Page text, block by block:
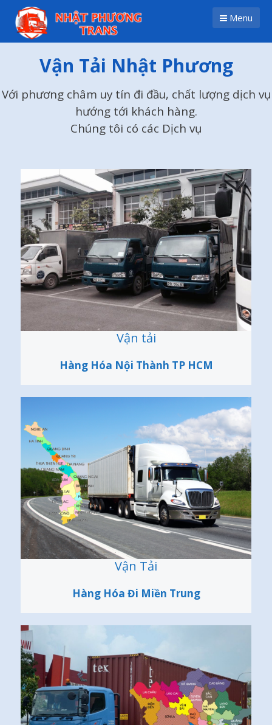
Skip
content
Menu
Vận Tải Nhật Phương
Với phương châm uy tín đi đầu, chất lượng dịch vụ
hướng tới khách hàng.
Chúng tôi có các Dịch vụ
Vận tải
Hàng Hóa Nội Thành TP HCM
Vận Tải
Hàng Hóa Đi Miền Trung